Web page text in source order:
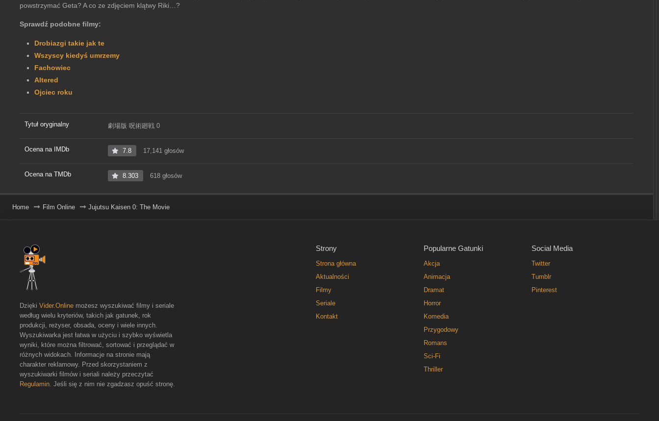
powstrzymać Geta? A co ze zdjęciem klątwy Riki…?
Sprawdź podobne filmy:
Drobiazgi takie jak te
Wszyscy kiedyś umrzemy
Fachowiec
Altered
Ojciec roku
Tytuł oryginalny 劇場版 呪術廻戦 0
Ocena na IMDb 7.8 17,141 głosów
Ocena na TMDb 8.303 618 głosów
Home Film Online Jujutsu Kaisen 0: The Movie
Strony
Strona główna
Aktualności
Filmy
Seriale
Kontakt
Popularne Gatunki
Akcja
Animacja
Dramat
Horror
Komedia
Przygodowy
Romans
Sci-Fi
Thriller
Social Media
Twitter
Tumblr
Pinterest
Dzięki Vider.Online możesz wyszukiwać filmy i seriale
według wielu kryteriów, takich jak gatunek, rok
produkcji, reżyser, obsada, oceny i wiele innych.
Wyszukiwarka jest łatwa w użyciu i szybko wyświetla
wyniki, które można filtrować, sortować i przeglądać w
różnych widokach. Informacje na stronie mają
charakter reklamowy. Przed skorzystaniem z
wyszukiwarki filmów i seriali należy przeczytać
Regulamin. Jeśli się z nim nie zgadzasz opuść stronę.